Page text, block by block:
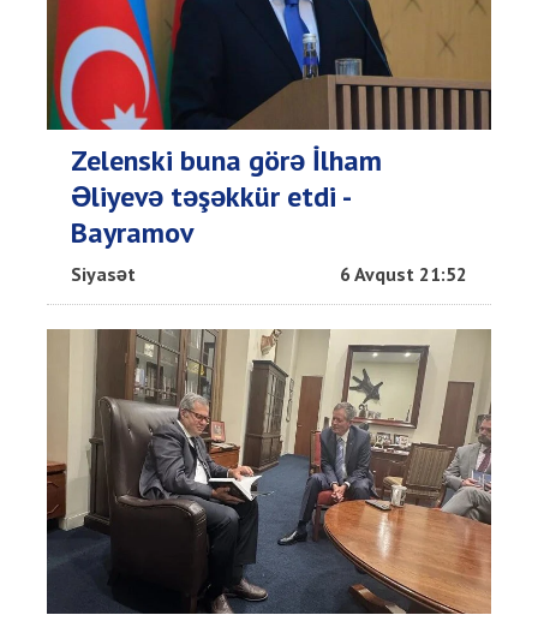
Zelenski buna görə İlham
Əliyevə təşəkkür etdi -
Bayramov
Siyasət 6 Avqust 21:52